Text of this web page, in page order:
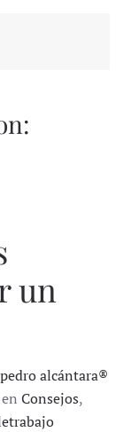
un
alcántara®
Consejos,